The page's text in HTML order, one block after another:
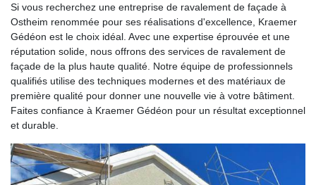
Si vous recherchez une entreprise de ravalement de façade à
Ostheim renommée pour ses réalisations d'excellence, Kraemer
Gédéon est le choix idéal. Avec une expertise éprouvée et une
réputation solide, nous offrons des services de ravalement de
façade de la plus haute qualité. Notre équipe de professionnels
qualifiés utilise des techniques modernes et des matériaux de
première qualité pour donner une nouvelle vie à votre bâtiment.
Faites confiance à Kraemer Gédéon pour un résultat exceptionnel
et durable.